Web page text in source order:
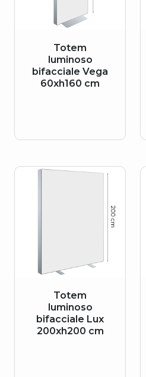
Totem
luminoso
bifacciale Vega
60xh160 cm
Totem
luminoso
bifacciale Lux
200xh200 cm